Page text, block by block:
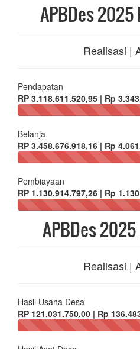
APBDes
Realisasi |
Pendapatan
RP 3.118.611.520,95 | Rp
Belanja
RP 3.458.676.918,16 | Rp
Pembiayaan
RP 1.130.914.797,26 | Rp
APBDes
Realisasi |
Hasil Usaha Desa
RP 121.031.750,00 | Rp